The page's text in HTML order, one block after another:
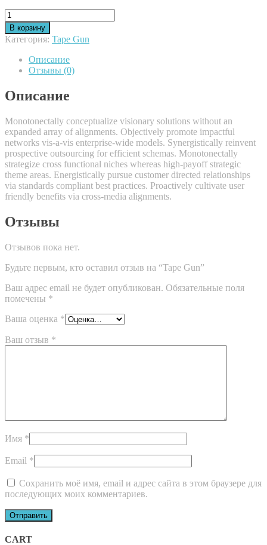
Количество
Tape
Gun
В корзину
Категория: Tape Gun
Описание
Отзывы (0)
Описание
Monotonectally conceptualize visionary solutions without an
expanded array of alignments. Objectively promote impactful
networks vis-a-vis enterprise-wide models. Synergistically reinvent
prospective outsourcing for efficient schemas. Monotonectally
strategize cross functional niches whereas high-payoff strategic
theme areas. Energistically pursue customer directed relationships
via standards compliant best practices. Proactively cultivate user
friendly benefits via cross-media alignments.
Отзывы
Отзывов пока нет.
Будьте первым, кто оставил отзыв на “Tape Gun”
Ваш адрес email не будет опубликован. Обязательные поля
помечены *
Ваша оценка *
Ваш отзыв *
Имя *
Email *
Сохранить моё имя, email и адрес сайта в этом браузере для
последующих моих комментариев.
CART